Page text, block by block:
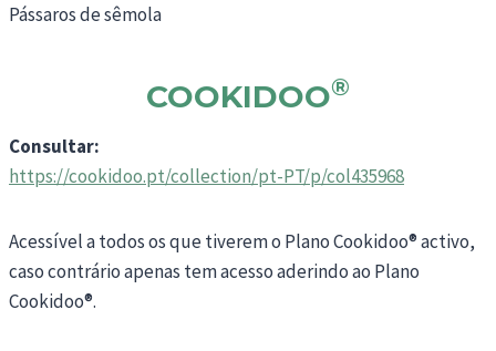
Pássaros de sêmola
COOKIDOO®
Consultar:
https://cookidoo.pt/collection/pt-PT/p/col435968
Acessível a todos os que tiverem o Plano Cookidoo® activo,
caso contrário apenas tem acesso aderindo ao Plano
Cookidoo®.